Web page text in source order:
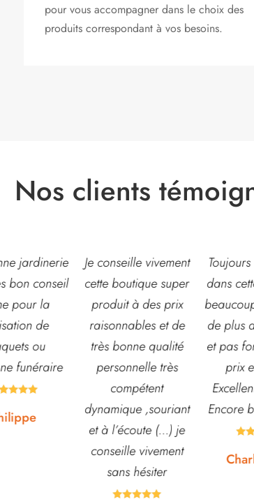
pour vous accompagner dans le choix des
produits correspondant à vos besoins.
Nos clients
vivement
super
à des prix
et de
qualité
très
,souriant
(...) je
Toujours un bonheur
dans cette jardinerie,
beaucoup de choix et
de plus de la qualité
et pas forcément des
prix excessifs.
Excellents conseils.
Encore bravo à tous

Charlotte W.
Très
grand
et
autre
jardin.
pour